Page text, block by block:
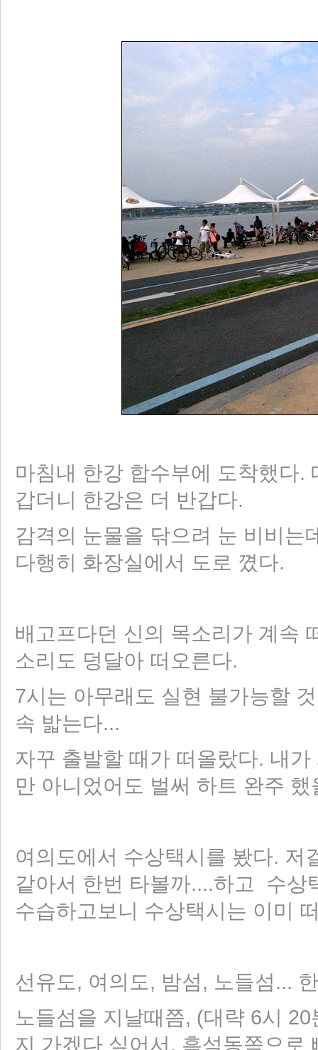
마침내 한강 합수부에 도착했다.
갑더니 한강은 더 반갑다.
감격의 눈물을 닦으려 눈 비비는
다행히 화장실에서 도로 꼈다.
배고프다던 신의 목소리가 계속
소리도 덩달아 떠오른다.
7시는 아무래도 실현 불가능할
속 밟는다...
자꾸 출발할 때가 떠올랐다. 내
만 아니었어도 벌써 하트 완주
여의도에서 수상택시를 봤다. 저
같아서 한번 타볼까....하고 수상
수습하고보니 수상택시는 이미
선유도, 여의도, 밤섬, 노들섬...
노들섬을 지날때쯤, (대략 6시
지 가겠다 싶어서, 흑석동쪽으로